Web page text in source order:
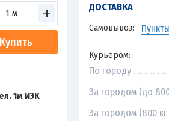
+
Купить
1м ИЭК
ДОСТАВКА
Самовывоз:
Курьером:
По городу
За городом (до
За городом (800 кг